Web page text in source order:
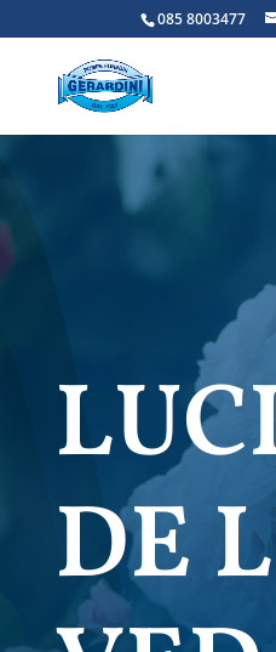
085 8003477
DE